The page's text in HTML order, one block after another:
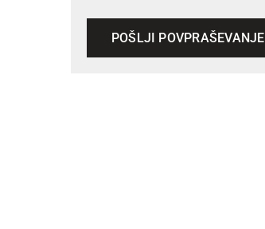
POŠLJI POVPRAŠEVANJE